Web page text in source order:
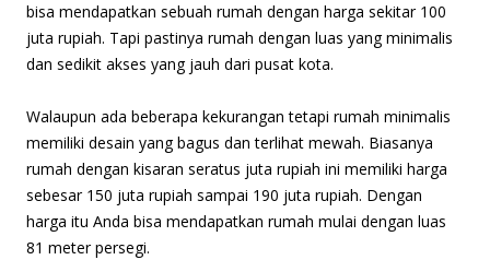
bisa mendapatkan sebuah rumah dengan harga sekitar 100
juta rupiah. Tapi pastinya rumah dengan luas yang minimalis
dan sedikit akses yang jauh dari pusat kota.
Walaupun ada beberapa kekurangan tetapi rumah minimalis
memiliki desain yang bagus dan terlihat mewah. Biasanya
rumah dengan kisaran seratus juta rupiah ini memiliki harga
sebesar 150 juta rupiah sampai 190 juta rupiah. Dengan
harga itu Anda bisa mendapatkan rumah mulai dengan luas
81 meter persegi.